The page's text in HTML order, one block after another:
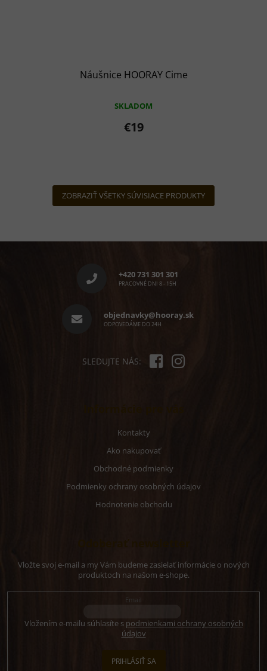
Náušnice HOORAY Cime
SKLADOM
€19
ZOBRAZIŤ VŠETKY SÚVISIACE PRODUKTY
Z
+420 731 301 301
PRACOVNÉ DNI 8 - 15H
objednavky@hooray.sk
ODPOVEDÁME DO 24H
SLEDUJTE NÁS:
Kontakty
Ako nakupovať
Obchodné podmienky
Podmienky ochrany osobných údajov
Hodnotenie obchodu
Vložte svoj e-mail a my Vám budeme zasielať informácie o nových
produktoch na našom e-shope.
Email
Vložením e-mailu súhlasíte s podmienkami ochrany osobných
údajov
PRIHLÁSIŤ SA